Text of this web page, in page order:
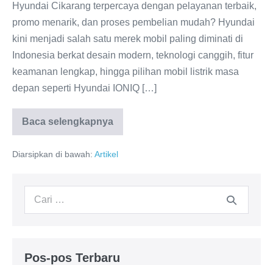
Hyundai Cikarang terpercaya dengan pelayanan terbaik,
promo menarik, dan proses pembelian mudah? Hyundai
kini menjadi salah satu merek mobil paling diminati di
Indonesia berkat desain modern, teknologi canggih, fitur
keamanan lengkap, hingga pilihan mobil listrik masa
depan seperti Hyundai IONIQ […]
Baca selengkapnya
Dealer
Hyundai
Diarsipkan di bawah: Artikel
Pencarian
Pos-pos Terbaru